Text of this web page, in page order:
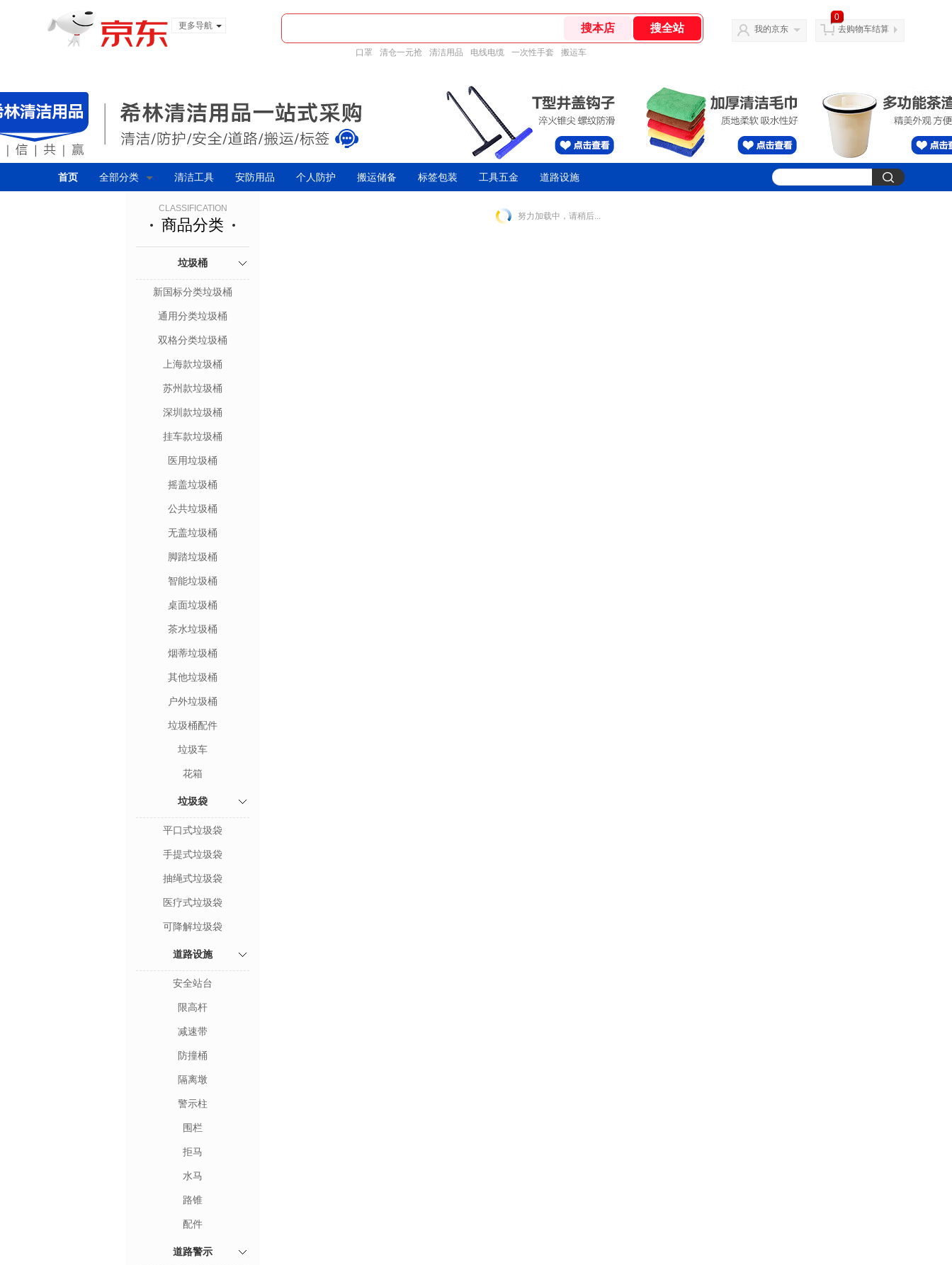
更多导航
口罩 清仓一元抢 清洁用品 电线电缆 一次性手套 搬运车
我的京东
0
去购物车结算
首页 全部分类 清洁工具 安防用品 个人防护 搬运储备 标签包装 工具五金 道路设施
CLASSIFICATION
商品分类
垃圾桶
新国标分类垃圾桶
通用分类垃圾桶
双格分类垃圾桶
上海款垃圾桶
苏州款垃圾桶
深圳款垃圾桶
挂车款垃圾桶
医用垃圾桶
摇盖垃圾桶
公共垃圾桶
无盖垃圾桶
脚踏垃圾桶
智能垃圾桶
桌面垃圾桶
茶水垃圾桶
烟蒂垃圾桶
其他垃圾桶
户外垃圾桶
垃圾桶配件
垃圾车
花箱
垃圾袋
平口式垃圾袋
手提式垃圾袋
抽绳式垃圾袋
医疗式垃圾袋
可降解垃圾袋
道路设施
安全站台
限高杆
减速带
防撞桶
隔离墩
警示柱
围栏
拒马
水马
路锥
配件
道路警示
努力加载中，请稍后...